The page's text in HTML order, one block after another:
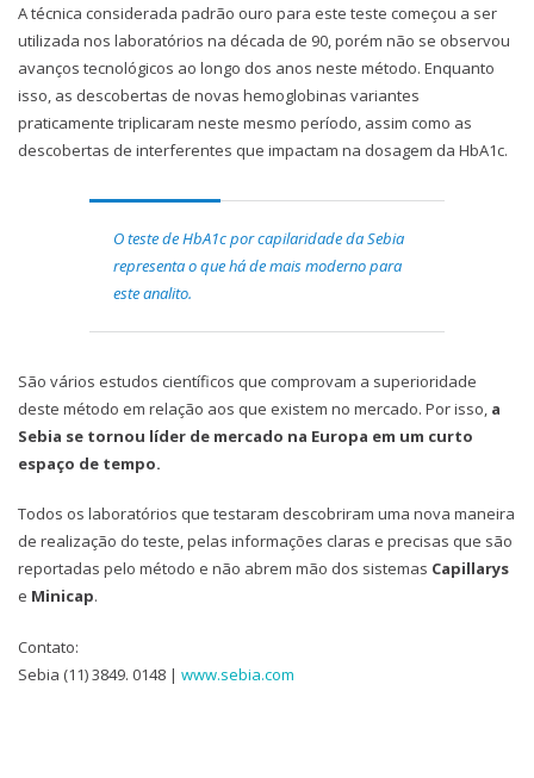
A técnica considerada padrão ouro para este teste começou a ser
utilizada nos laboratórios na década de 90, porém não se observou
avanços tecnológicos ao longo dos anos neste método. Enquanto
isso, as descobertas de novas hemoglobinas variantes
praticamente triplicaram neste mesmo período, assim como as
descobertas de interferentes que impactam na dosagem da HbA1c.
O teste de HbA1c por capilaridade da Sebia
representa o que há de mais moderno para
este analito.
São vários estudos científicos que comprovam a superioridade
deste método em relação aos que existem no mercado. Por isso, a
Sebia se tornou líder de mercado na Europa em um curto
espaço de tempo.
Todos os laboratórios que testaram descobriram uma nova maneira
de realização do teste, pelas informações claras e precisas que são
reportadas pelo método e não abrem mão dos sistemas Capillarys
e Minicap.
Contato:
Sebia (11) 3849. 0148 | www.sebia.com